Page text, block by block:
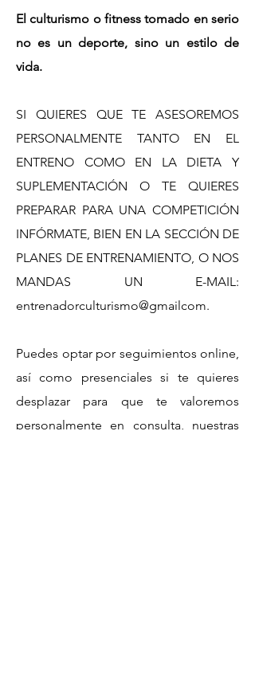
El culturismo o fitness tomado en serio
no es un deporte, sino un estilo de
vida.
SI QUIERES QUE TE ASESOREMOS
PERSONALMENTE TANTO EN EL
ENTRENO COMO EN LA DIETA Y
SUPLEMENTACIÓN O TE QUIERES
PREPARAR PARA UNA COMPETICIÓN
INFÓRMATE, BIEN EN LA SECCIÓN DE
PLANES DE ENTRENAMIENTO, O NOS
MANDAS UN E-MAIL:
entrenadorculturismo@gmailcom.
Puedes optar por seguimientos online,
así como presenciales si te quieres
desplazar para que te valoremos
personalmente en consulta, nuestras